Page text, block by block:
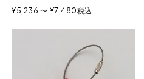
¥5,236 〜 ¥7,480税込